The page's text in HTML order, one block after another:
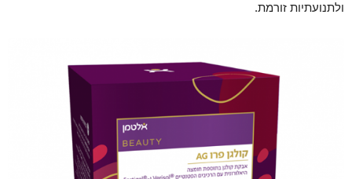
ולתנועתיות זורמת.